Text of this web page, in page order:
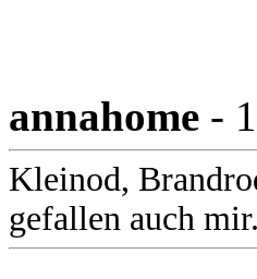
annahome -
Kleinod,
gefallen auch mir.